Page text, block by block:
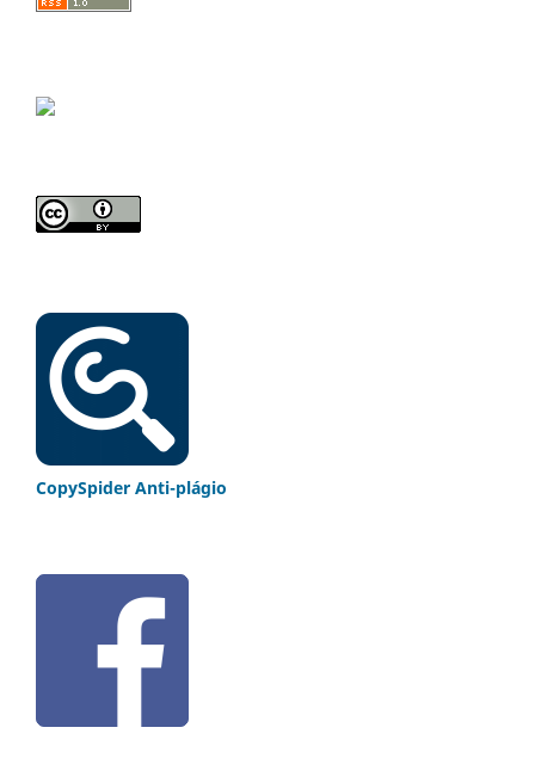
CopySpider Anti-plágio